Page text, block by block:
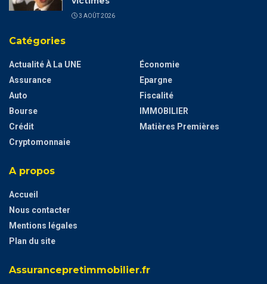
3 AOÛT 2026
Catégories
Actualité À La UNE
Assurance
Auto
Bourse
Crédit
Cryptomonnaie
Économie
Epargne
Fiscalité
IMMOBILIER
Matières Premières
A propos
Accueil
Nous contacter
Mentions légales
Plan du site
Assurancepretimmobilier.fr